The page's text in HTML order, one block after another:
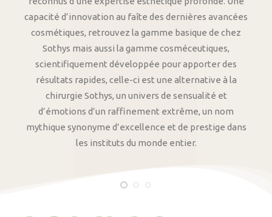
capacité d’innovation au faîte des dernières avancées
cosmétiques, retrouvez la gamme basique de chez
Sothys mais aussi la gamme cosméceutiques,
scientifiquement développée pour apporter des
résultats rapides, celle-ci est une alternative à la
chirurgie Sothys, un univers de sensualité et
d’émotions d’un raffinement extrême, un nom
mythique synonyme d’excellence et de prestige dans
les instituts du monde entier.